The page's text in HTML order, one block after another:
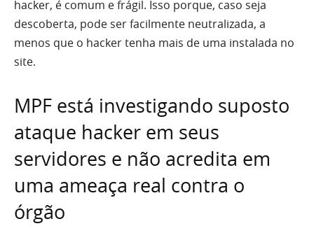
hacker, é comum e frágil. Isso porque, caso seja
descoberta, pode ser facilmente neutralizada, a
menos que o hacker tenha mais de uma instalada no
site.
MPF está investigando suposto
ataque hacker em seus
servidores e não acredita em
uma ameaça real contra o
órgão